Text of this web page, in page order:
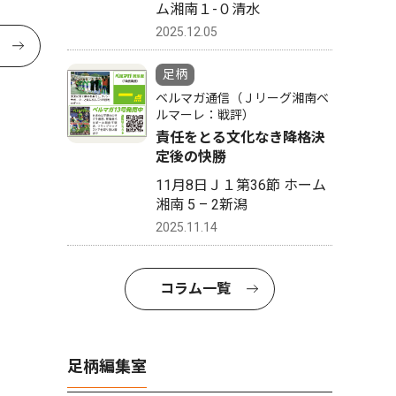
ム湘南１-０清水
2025.12.05
足柄
ベルマガ通信（Ｊリーグ湘南ベ
ルマーレ：戦評）
責任をとる文化なき降格決
定後の快勝
11月8日Ｊ１第36節 ホーム
湘南 5 – 2新潟
2025.11.14
コラム一覧
足柄編集室